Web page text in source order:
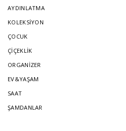
AYDINLATMA
KOLEKSİYON
ÇOCUK
ÇİÇEKLİK
ORGANİZER
EV&YAŞAM
SAAT
ŞAMDANLAR